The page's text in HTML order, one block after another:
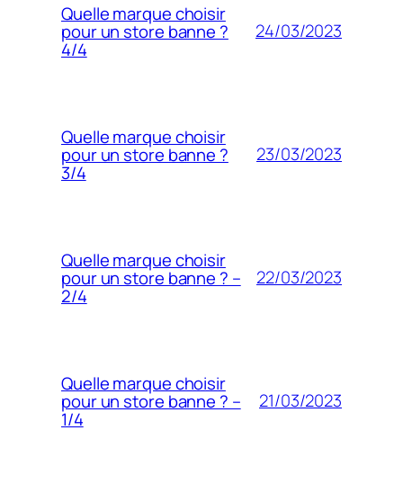
Quelle marque choisir
pour un store banne ?
4/4
24/03/2023
Quelle marque choisir
pour un store banne ?
3/4
23/03/2023
Quelle marque choisir
pour un store banne ? –
2/4
22/03/2023
Quelle marque choisir
pour un store banne ? –
1/4
21/03/2023